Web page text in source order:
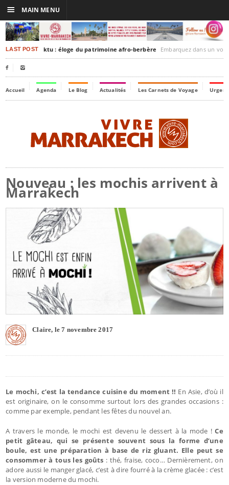
LAST POSTTimbuktu : éloge du patrimoine afro-berbère Embarquez dans un voyage culturel dans le
 
Accueil Agenda Le Blog Actualités Les Carnets de Voyage
Nouveau : les mochis arrivent à
Marrakech
Claire, le 7 novembre 2017
Le mochi, c’est la tendance cuisine du moment !! En Asie, d’où il
est originaire, on le consomme surtout lors des grandes occasions :
comme par exemple, pendant les fêtes du nouvel an.
A travers le monde, le mochi est devenu le dessert à la mode !Ce
petit gâteau, qui se présente souvent sous la forme d’une
boule, est une préparation à base de riz gluant. Elle peut se
consommer à tous les goûts : thé, fraise, coco… Dernièrement, on
adore aussi le manger glacé, c’est à dire fourré à la crème glacée : c’est
la version moderne du mochi.
☰ MAIN MENU